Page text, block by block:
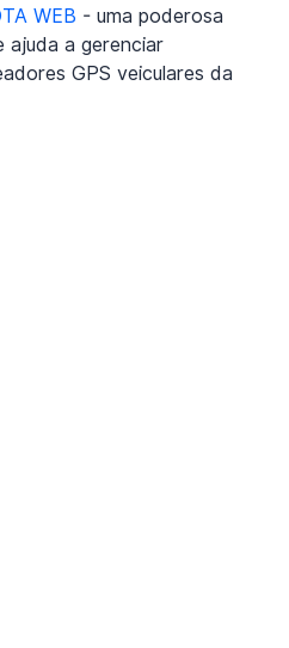
WEB - uma poderosa
ajuda a gerenciar
GPS veiculares da